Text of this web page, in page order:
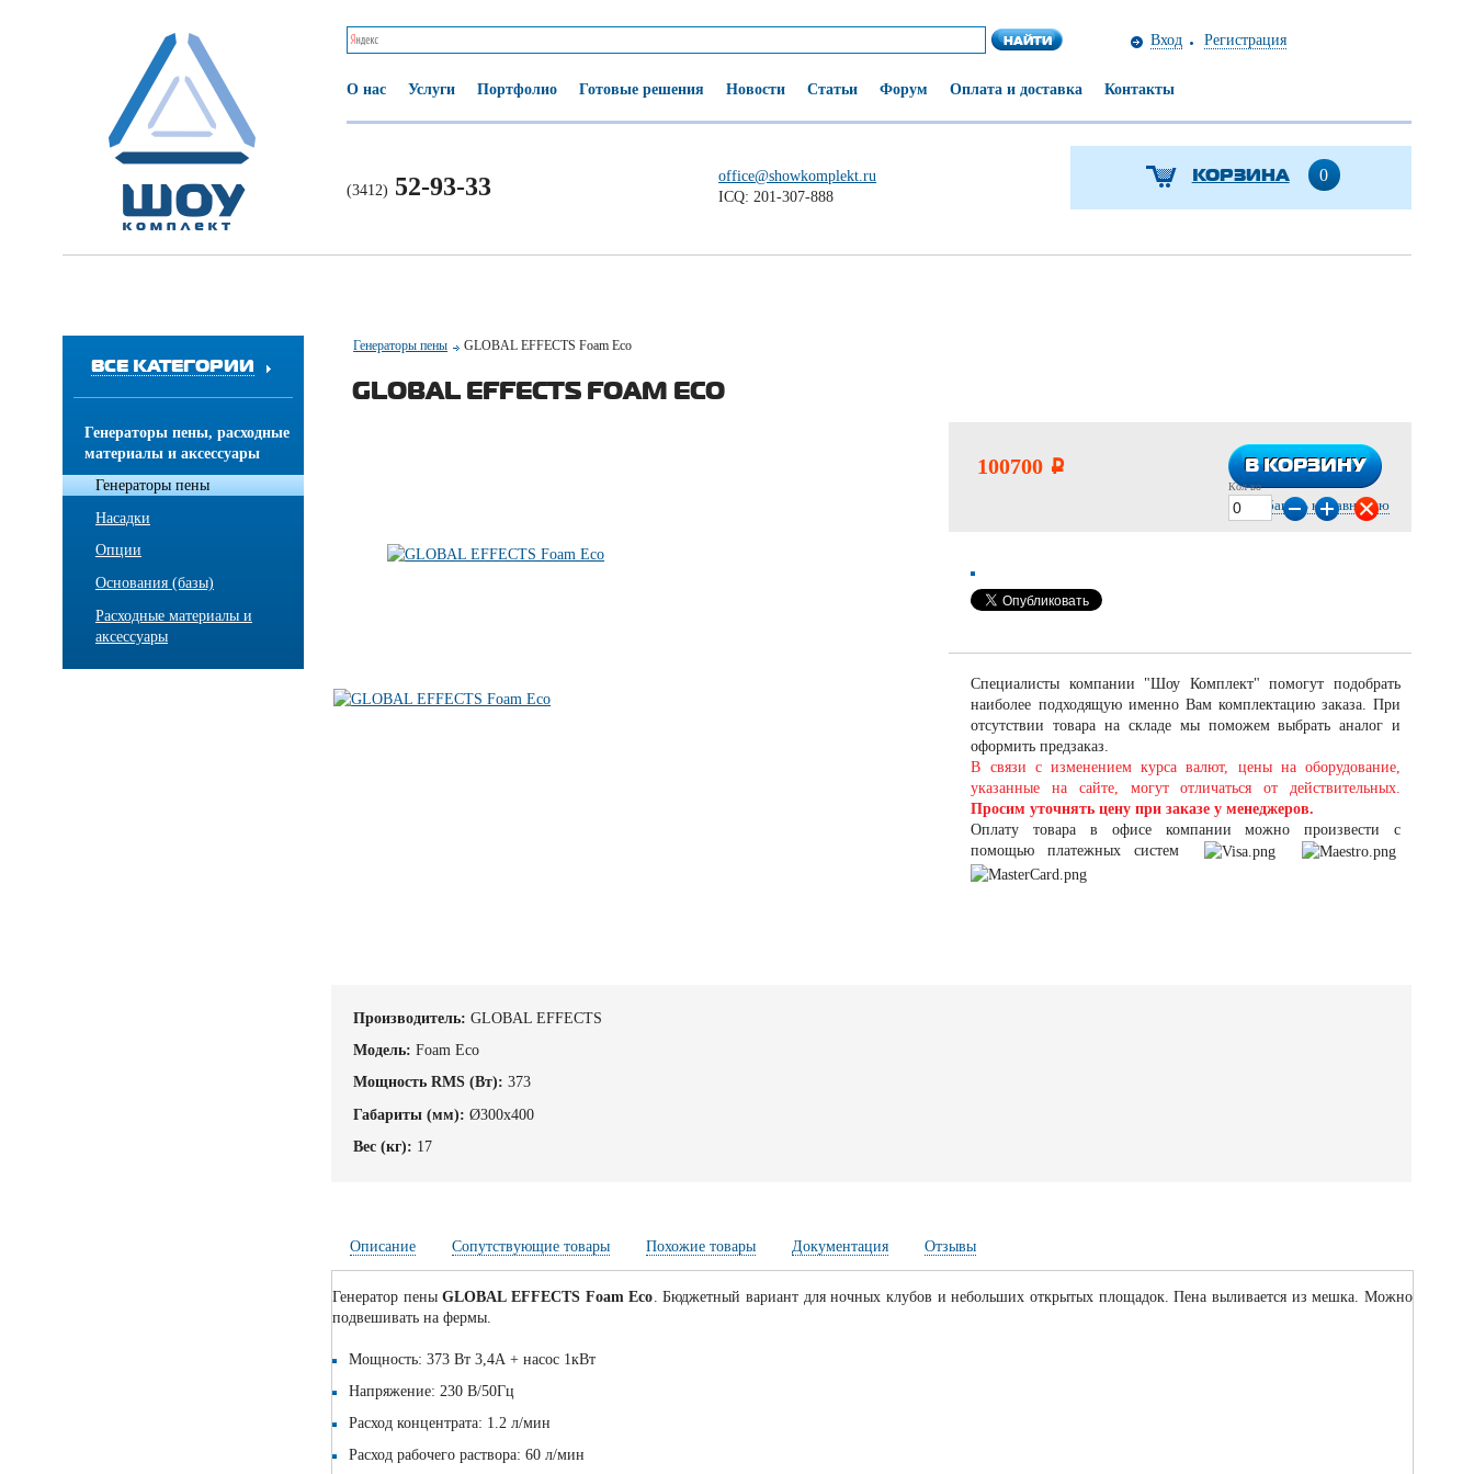
Вход Регистрация
О нас Услуги Портфолио Готовые решения Новости Статьи Форум Оплата и доставка Контакты
(3412) 52-93-33
office@showkomplekt.ru
ICQ: 201-307-888
КОРЗИНА 0
ВСЕ КАТЕГОРИИ
Генераторы пены, расходные
материалы и аксессуары
Генераторы пены
Насадки
Опции
Основания (базы)
Расходные материалы и
аксессуары
Генераторы пены GLOBAL EFFECTS Foam Eco
GLOBAL EFFECTS FOAM ECO
100700 i В КОРЗИНУ
В КОРЗИНУ
Кол-во
Добавить к сравнению
Специалисты компании "Шоу Комплект" помогут подобрать
наиболее подходящую именно Вам комплектацию заказа. При
отсутствии товара на складе мы поможем выбрать аналог и
оформить предзаказ.
В связи с изменением курса валют, цены на оборудование,
указанные на сайте, могут отличаться от действительных.
Просим уточнять цену при заказе у менеджеров.
Оплату товара в офисе компании можно произвести с
помощью платежных систем
Производитель: GLOBAL EFFECTS
Модель: Foam Eco
Мощность RMS (Вт): 373
Габариты (мм): Ø300х400
Вес (кг): 17
Описание Сопутствующие товары Похожие товары Документация Отзывы
Генератор пеныGLOBAL EFFECTS Foam Eco . Бюджетный вариант для ночных клубов и небольших открытых площадок. Пена выливается из мешка. Можно
подвешивать на фермы.
Мощность: 373 Вт 3,4А + насос 1кВт
Напряжение: 230 В/50Гц
Расход концентрата: 1.2 л/мин
Расход рабочего раствора: 60 л/мин